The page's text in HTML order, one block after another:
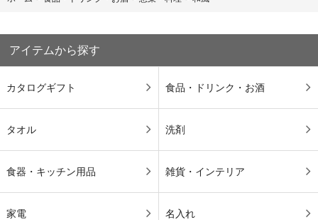
アイテムから探す
カタログギフト 食品・ドリンク・お酒
タオル 洗剤
食器・キッチン用品 雑貨・インテリア
家電 名入れ